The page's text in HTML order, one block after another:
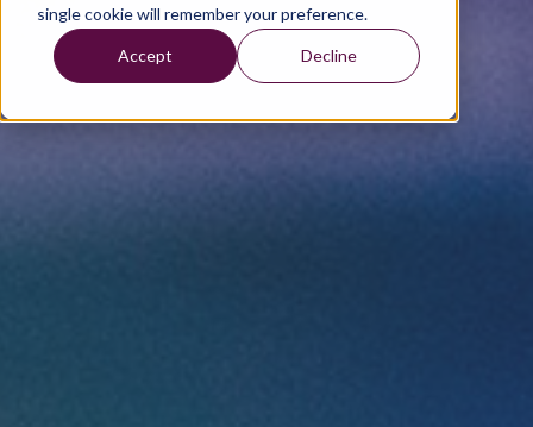
single cookie will remember your preference.
Accept Decline